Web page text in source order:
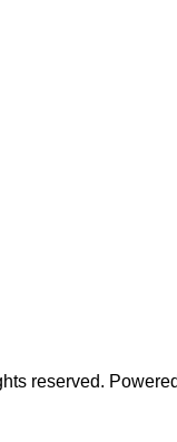
reserved.